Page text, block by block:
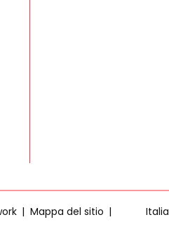
Italia
Mappa del sitio